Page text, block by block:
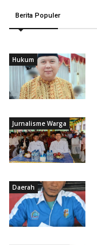
Berita Populer
Hukum
Jurnalisme Warga
Daerah